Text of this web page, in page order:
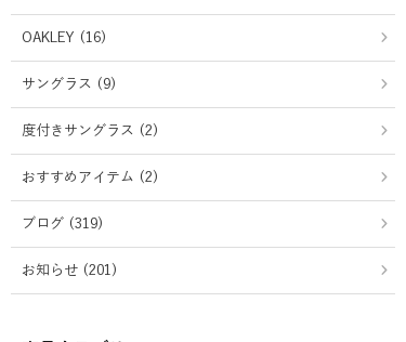
OAKLEY (16)
サングラス (9)
度付きサングラス (2)
おすすめアイテム (2)
ブログ (319)
お知らせ (201)